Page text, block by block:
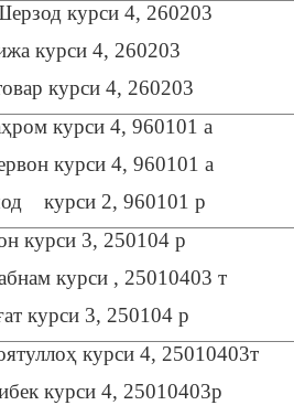
курси 4, 260203
курси 4, 260203
курси 4, 260203
курси 4, 960101 а
курси 4, 960101 а
курси 2, 960101 р
курси 3, 250104 р
курси , 25010403 т
курси 3, 250104 р
курси 4, 25010403т
курси 4, 25010403р